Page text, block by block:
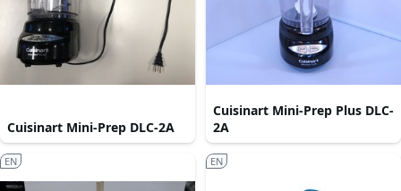
Cuisinart Mini-Prep DLC-2A
Cuisinart Mini-Prep Plus DLC-
2A
EN EN